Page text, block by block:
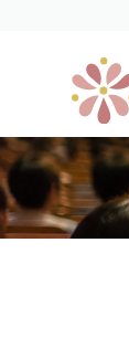
ス
キ
ッ
プ
ン
に
移
動